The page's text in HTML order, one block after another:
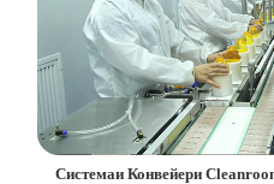
Раванди Пуркунӣ Ва